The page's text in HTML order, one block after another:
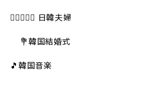
👩🏻‍❤️‍👨🏻 日韓夫婦
💐韓国結婚式
🎵韓国音楽